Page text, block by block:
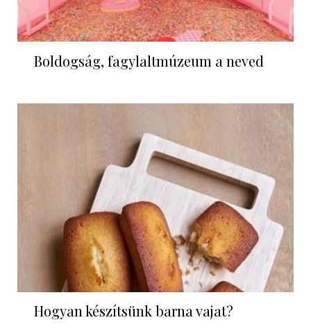
Boldogság, fagylaltmúzeum a neved
Hogyan készítsünk barna vajat?